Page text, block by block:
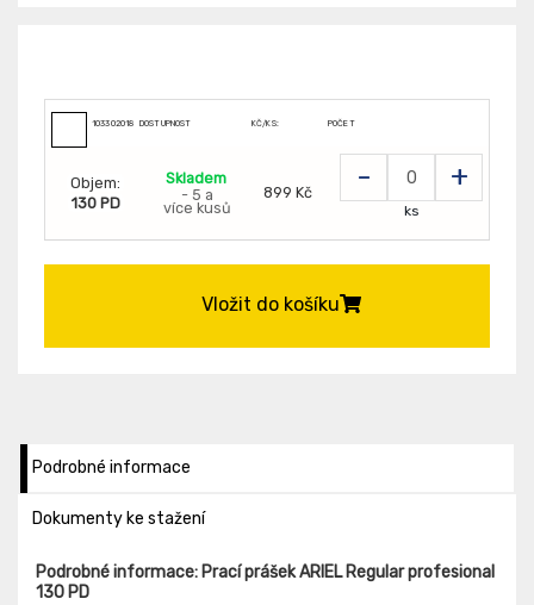
103302018 DOSTUPNOST KČ/KS: POČET
Objem:
130 PD
Skladem
- 5 a
více kusů
899 Kč - +
ks
Vložit do košíku
Podrobné informace
Dokumenty ke stažení
Podrobné informace: Prací prášek ARIEL Regular profesional
130 PD